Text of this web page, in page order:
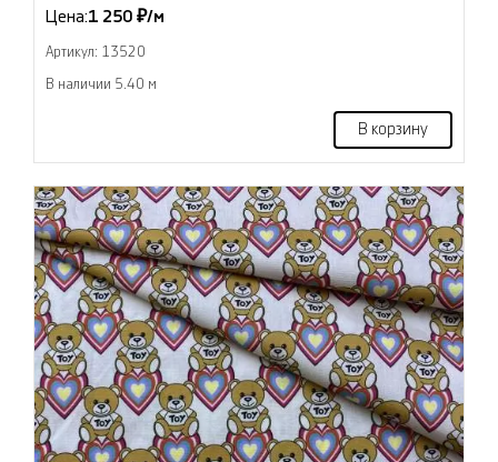
Цена:1 250 ₽/м
Артикул: 13520
В наличии 5.40 м
В корзину